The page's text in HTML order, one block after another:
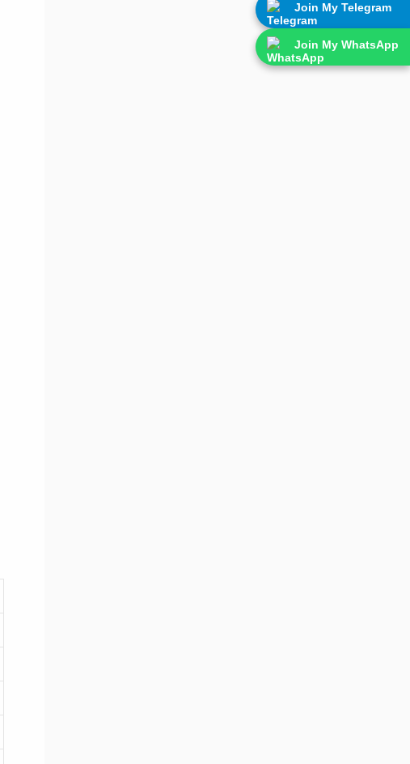
Join My Telegram
Join My WhatsApp